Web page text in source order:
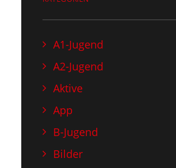
A1-Jugend
A2-Jugend
Aktive
App
B-Jugend
Bilder